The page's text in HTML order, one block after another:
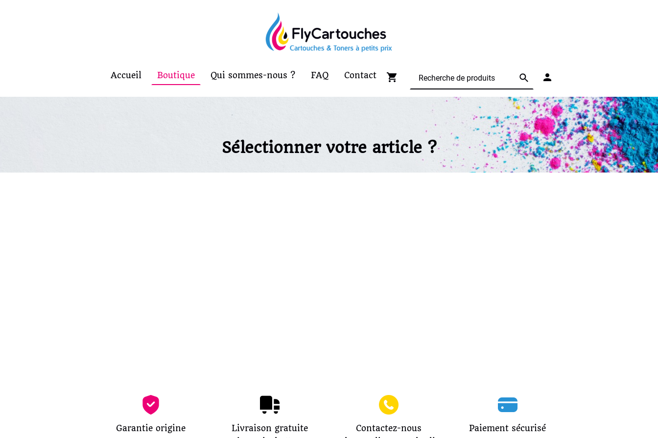
Accueil Boutique Qui sommes-nous ? FAQ Contact
Sélectionner votre article ?
Garantie origine
Livraison gratuite
Paiement sécurisé
Contactez-nous